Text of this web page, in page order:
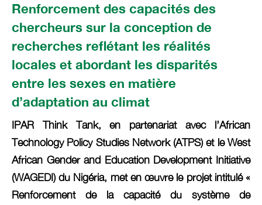
Renforcement des capacités des
chercheurs sur la conception de
recherches reflétant les réalités
locales et abordant les disparités
entre les sexes en matière
d’adaptation au climat
IPAR Think Tank, en partenariat avec l’African
Technology Policy Studies Network (ATPS) et le West
African Gender and Education Development Initiative
(WAGEDI) du Nigéria, met en œuvre le projet intitulé «
Renforcement de la capacité du système de